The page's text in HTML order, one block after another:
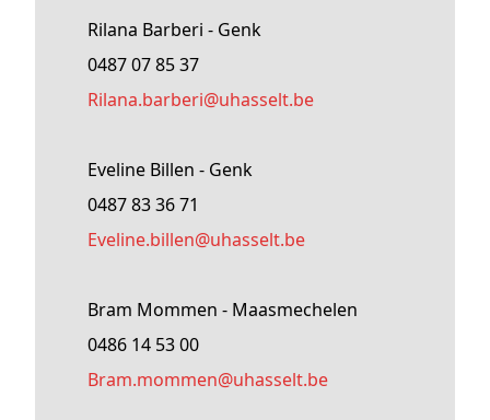
Rilana Barberi - Genk
0487 07 85 37
rilana.barberi@uhasselt.be
Eveline Billen - Genk
0487 83 36 71
Eveline.billen@uhasselt.be
Bram Mommen - Maasmechelen
0486 14 53 00
Bram.mommen@uhasselt.be